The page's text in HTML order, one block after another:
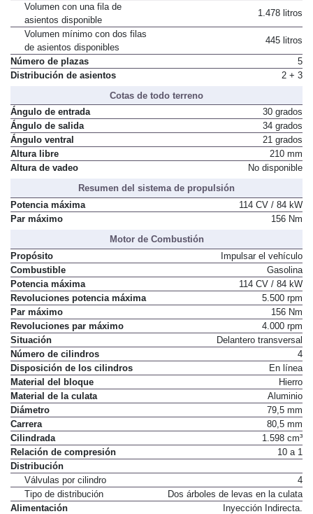
Volumen con una fila de
asientos disponible
1.478 litros
Volumen mínimo con dos filas
de asientos disponibles
445 litros
Número de plazas
5
Distribución de asientos
2 + 3
Cotas de todo terreno
Ángulo de entrada
30 grados
Ángulo de salida
34 grados
Ángulo ventral
21 grados
Altura libre
210 mm
Altura de vadeo
No disponible
Resumen del sistema de propulsión
Potencia máxima
114 CV / 84 kW
Par máximo
156 Nm
Motor de Combustión
Propósito
Impulsar el vehículo
Combustible
Gasolina
Potencia máxima
114 CV / 84 kW
Revoluciones potencia máxima
5.500 rpm
Par máximo
156 Nm
Revoluciones par máximo
4.000 rpm
Situación
Delantero transversal
Número de cilindros
4
Disposición de los cilindros
En línea
Material del bloque
Hierro
Material de la culata
Aluminio
Diámetro
79,5 mm
Carrera
80,5 mm
Cilindrada
1.598 cm³
Relación de compresión
10 a 1
Distribución
Válvulas por cilindro
4
Tipo de distribución
Dos árboles de levas en la culata
Alimentación
Inyección Indirecta.